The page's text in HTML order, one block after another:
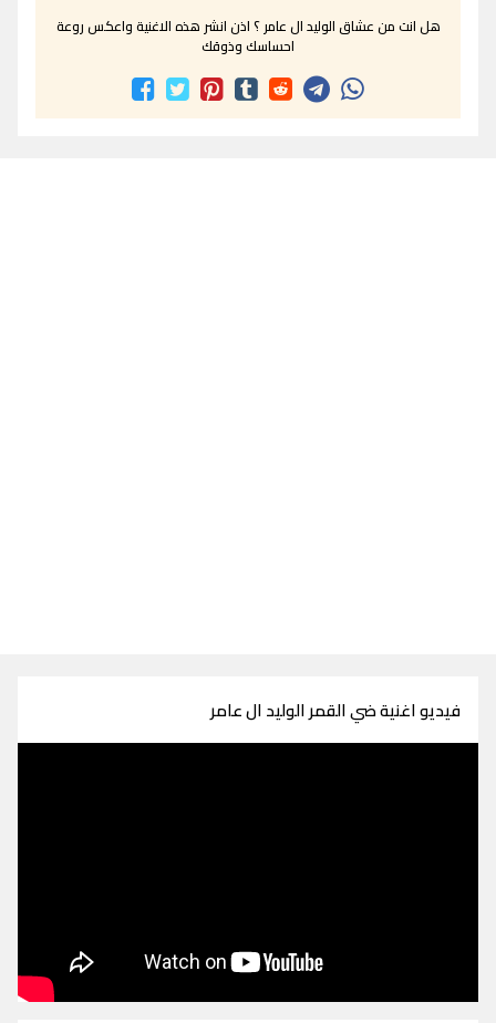
هل انت من عشاق الوليد ال عامر ؟ اذن انشر هذه الاغنية واعكس روعة
احساسك وذوقك
فيديو اغنية ضي القمر الوليد ال عامر